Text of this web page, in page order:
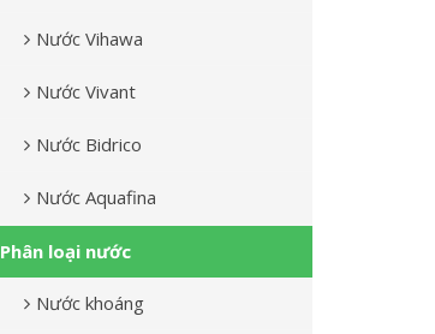
Nước Vihawa
Nước Vivant
Nước Bidrico
Nước Aquafina
Phân loại nước
Nước khoáng